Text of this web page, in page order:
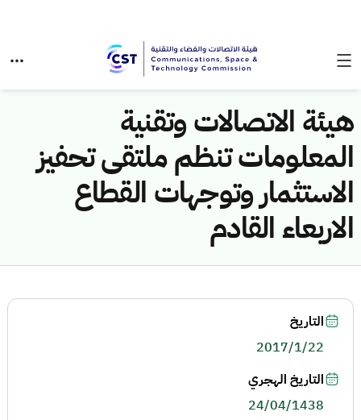
هيئة الاتصالات وتقنية
المعلومات تنظم ملتقى تحفيز
الاستثمار وتوجهات القطاع
الاربعاء القادم
التاريخ
2017/1/22
التاريخ الهجري
24/04/1438